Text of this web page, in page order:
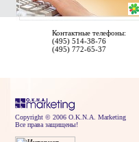
Контактные телефоны:
(495) 514-38-76
(495) 772-65-37
Copyright © 2006 O.K.N.A. Marketing
Все права защищены!